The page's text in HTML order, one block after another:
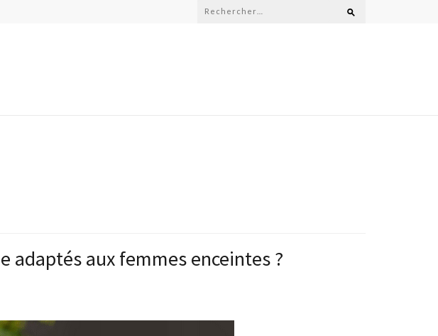
Rechercher :
adaptés aux femmes enceintes ?